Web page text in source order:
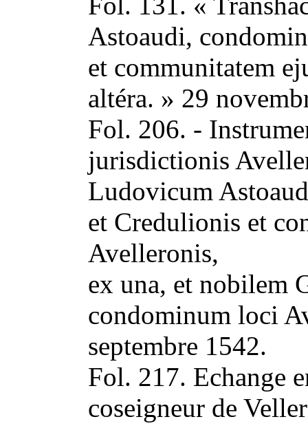
Astoaudi,
et communitatem
altéra. » 29
Fol. 206. -
jurisdictionis
Ludovicum
et Credulionis et
Avelleronis,
ex una, et nobilem
condominum loci
septembre 1542.
Fol. 217. Echange
coseigneur de